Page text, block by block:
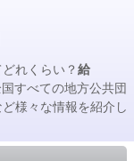
れくらい？給
すべての地方公共団
様々な情報を紹介し